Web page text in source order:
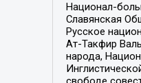
Национал-
Славянская
Русское
Ат-Такфир
народа,